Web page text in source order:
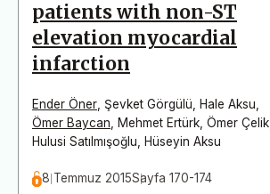
patients with non-ST
elevation myocardial
infarction
Ender Öner Şevket Görgülü Hale Aksu
Ömer Baycan
Mehmet Ertürk Ömer Çelik
Hulusi Satılmışoğlu
Hüseyin Aksu
8 Temmuz 2015Sayfa 170-174